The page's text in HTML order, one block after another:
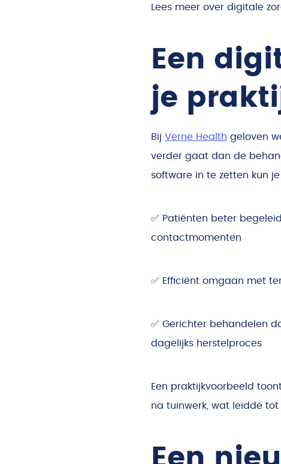
Lees meer over digitale
Een
je
Bij Verne Health geloven
verder gaat dan de
software in te zetten kun
✅ Patiënten beter
contactmomenten
✅ Efficiënt omgaan met
✅ Gerichter behandelen
dagelijks herstelproces
Een praktijkvoorbeeld
na tuinwerk, wat leidde